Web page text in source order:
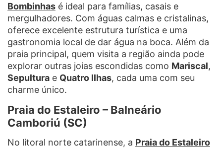
Bombinhas é ideal para famílias, casais e
mergulhadores. Com águas calmas e cristalinas,
oferece excelente estrutura turística e uma
gastronomia local de dar água na boca. Além da
praia principal, quem visita a região ainda pode
explorar outras joias escondidas como Mariscal,
Sepultura e Quatro Ilhas, cada uma com seu
charme único.
Praia do Estaleiro – Balneário
Camboriú (SC)
No litoral norte catarinense, a Praia do Estaleiro